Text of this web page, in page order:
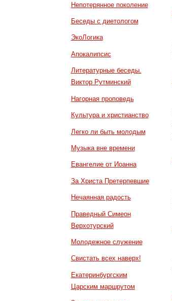
Непотерянное поколение
Беседы с диетологом
ЭкоЛогика
Апокалипсис
Литературные беседы.
Виктор Рутминский
Нагорная проповедь
Культура и христианство
Легко ли быть молодым
Музыка вне времени
Евангелие от Иоанна
За Христа Претерпевшие
Нечаянная радость
Праведный Симеон
Верхотурский
Молодежное служение
Свистать всех наверх!
Екатеринбургским
Царским маршрутом